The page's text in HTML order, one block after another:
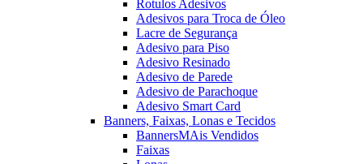
Rotulos Adesivos
Adesivos para Troca de Óleo
Lacre de Segurança
Adesivo para Piso
Adesivo Resinado
Adesivo de Parede
Adesivo de Parachoque
Adesivo Smart Card
Banners, Faixas, Lonas e Tecidos
BannersMAis Vendidos
Faixas